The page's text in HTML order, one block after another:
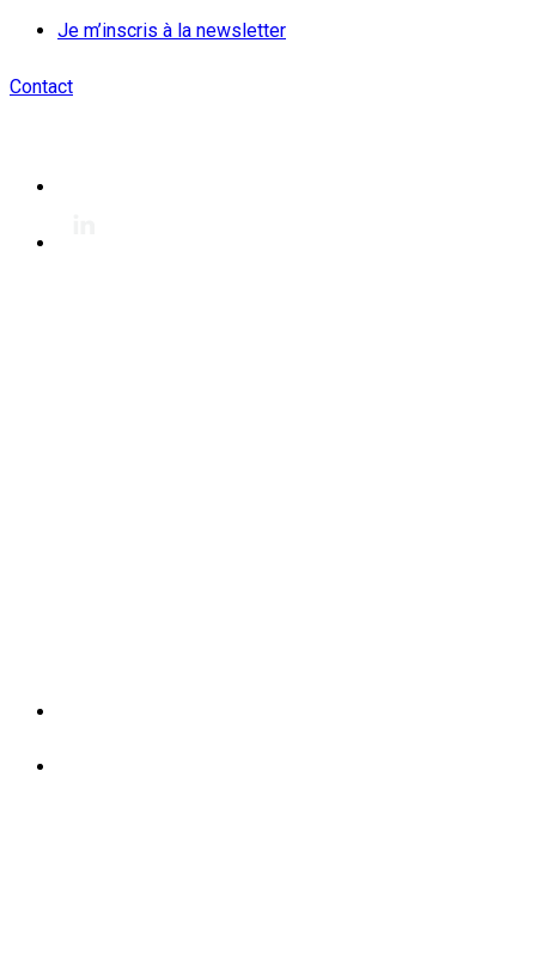
Je m’inscris à la newsletter
Contact